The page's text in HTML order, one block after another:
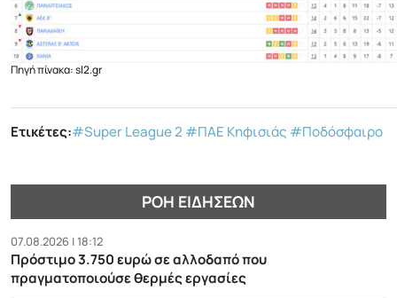
Πηγή πίνακα: sl2.gr
Ετικέτες:#Super League 2 #ΠΑΕ Κηφισιάς #Ποδόσφαιρο
ΡΟΉ ΕΙΔΉΣΕΩΝ
07.08.2026 | 18:12
Πρόστιμο 3.750 ευρώ σε αλλοδαπό που
πραγματοποιούσε θερμές εργασίες